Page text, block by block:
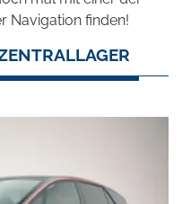
Navigation finden!